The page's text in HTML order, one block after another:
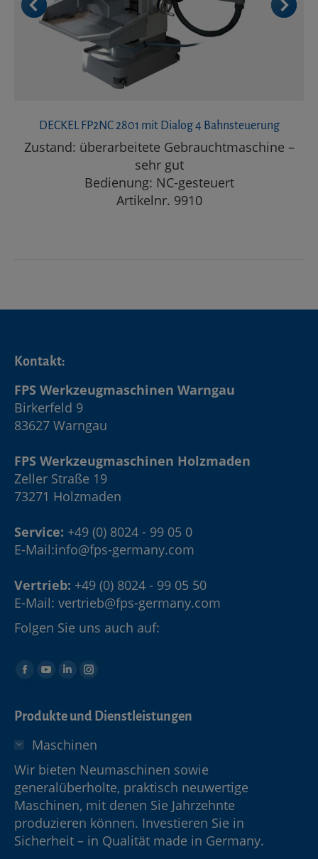
DECKEL FP2NC 2801 mit Dialog 4 Bahnsteuerung
Zustand: überarbeitete Gebrauchtmaschine –
sehr gut
Bedienung: NC-gesteuert
Artikelnr. 9910
Kontakt:
FPS Werkzeugmaschinen Warngau
Birkerfeld 9
83627 Warngau
FPS Werkzeugmaschinen Holzmaden
Zeller Straße 19
73271 Holzmaden
Service: +49 (0) 8024 - 99 05 0
E-Mail:info@fps-germany.com
Vertrieb: +49 (0) 8024 - 99 05 50
E-Mail: vertrieb@fps-germany.com
Folgen Sie uns auch auf:
Produkte und Dienstleistungen
Maschinen
Wir bieten Neumaschinen sowie
generalüberholte, praktisch neuwertige
Maschinen, mit denen Sie Jahrzehnte
produzieren können. Investieren Sie in
Sicherheit – in Qualität made in Germany.